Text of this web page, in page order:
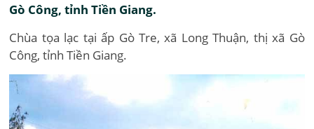
Gò Công, tỉnh Tiền Giang.
Chùa tọa lạc tại ấp Gò Tre, xã Long Thuận, thị xã Gò
Công, tỉnh Tiền Giang.